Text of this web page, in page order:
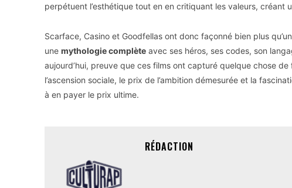
perpétuent l’esthétique tout en en critiquant les valeurs, créant
Scarface, Casino et Goodfellas ont donc façonné bien plus
une mythologie complète avec ses héros, ses codes, son
aujourd’hui, preuve que ces films ont capturé quelque chose de
l’ascension sociale, le prix de l’ambition démesurée et la
à en payer le prix ultime.
RÉDACTION